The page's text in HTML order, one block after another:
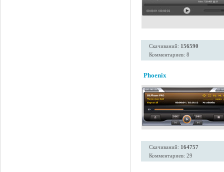
Скачиваний: 156590
Комментариев: 8
Phoenix
Скачиваний: 164757
Комментариев: 29